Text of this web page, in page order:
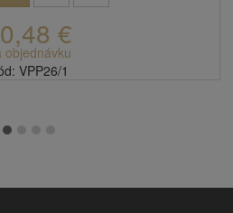
€
objednávku
VPP26/1